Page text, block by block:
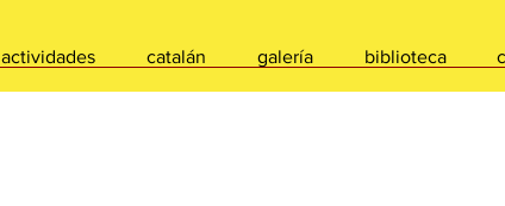
actividades catalán galería biblioteca